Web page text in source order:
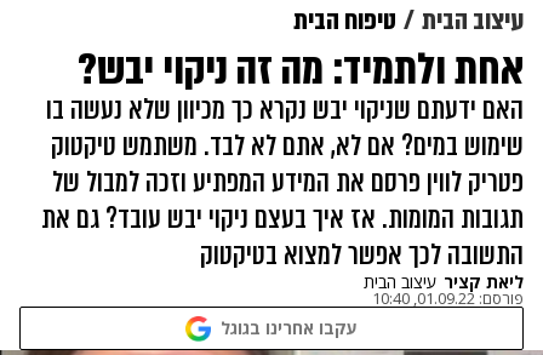
עיצוב הבית טיפוח הבית
אחת ולתמיד: מה זה ניקוי יבש?
האם ידעתם שניקוי יבש נקרא כך מכיוון שלא נעשה בו
שימוש במים? אם לא, אתם לא לבד. משתמש טיקטוק
פטריק לווין פרסם את המידע המפתיע וזכה למבול של
תגובות המומות. אז איך בעצם ניקוי יבש עובד? גם את
התשובה לכך אפשר למצוא בטיקטוק
ליאת קציר עיצוב הבית
פורסם: 01.09.22, 10:40
עקבו אחרינו בגוגל